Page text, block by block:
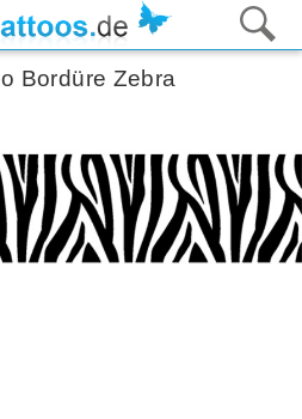
Bordüre Zebra